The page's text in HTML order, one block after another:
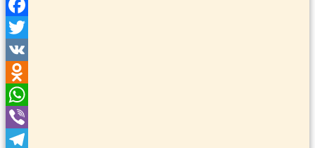
Facebook
Twitter
VK
Odnoklassniki
WhatsApp
Viber